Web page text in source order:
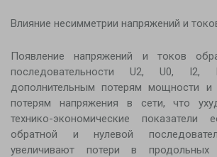
Влияние несимметрии напряжений и
Появление напряжений и токов
последовательности U2, U0,
дополнительным потерям мощности и
потерям напряжения в сети, что
технико-экономические
обратной и нулевой
увеличивают потери в